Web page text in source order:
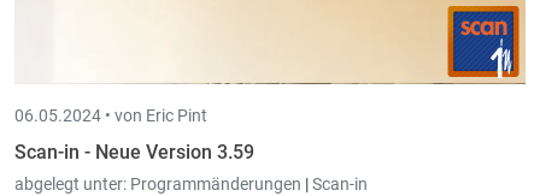
06.05.2024 • von Eric Pint
Scan-in - Neue Version 3.59
abgelegt unter: Programmänderungen |Scan-in